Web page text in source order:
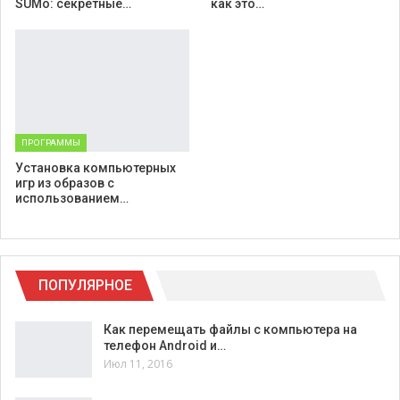
SUMo: секретные… как это…
ПРОГРАММЫ
Установка компьютерных
игр из образов с
использованием…
ПОПУЛЯРНОЕ
Как перемещать файлы с компьютера на
телефон Android и…
Июл 11, 2016